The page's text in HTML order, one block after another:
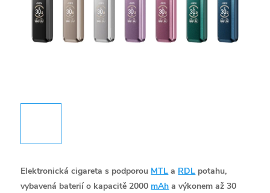
Elektronická cigareta s podporou MTL a RDL potahu,
vybavená baterií o kapacitě 2000 mAh a výkonem až 30